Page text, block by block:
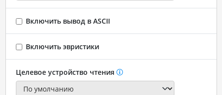
Включить вывод в ASCII
Включить эвристики
Целевое устройство чтения